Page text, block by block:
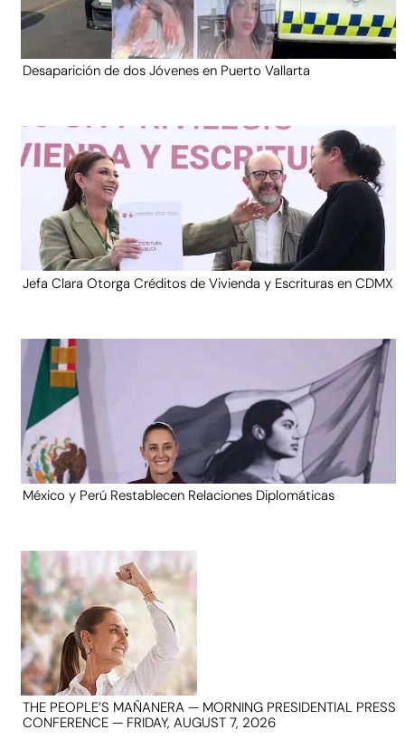
Desaparición de dos Jóvenes en Puerto Vallarta
Jefa Clara Otorga Créditos de Vivienda y Escrituras en CDMX
México y Perú Restablecen Relaciones Diplomáticas
THE PEOPLE’S MAÑANERA — MORNING PRESIDENTIAL PRESS
CONFERENCE — FRIDAY, AUGUST 7, 2026